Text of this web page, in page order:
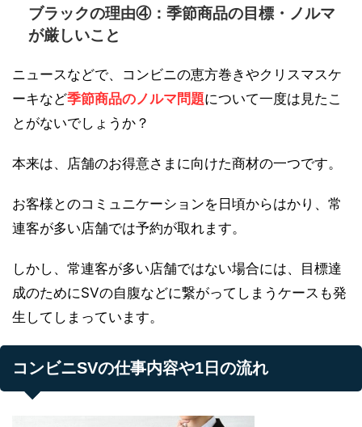
ブラックの理由④：季節商品の目標・ノルマ
が厳しいこと
ニュースなどで、コンビニの恵方巻きやクリスマスケ
ーキなど季節商品のノルマ問題について一度は見たこ
とがないでしょうか？
本来は、店舗のお得意さまに向けた商材の一つです。
お客様とのコミュニケーションを日頃からはかり、常
連客が多い店舗では予約が取れます。
しかし、常連客が多い店舗ではない場合には、目標達
成のためにSVの自腹などに繋がってしまうケースも発
生してしまっています。
コンビニSVの仕事内容や1日の流れ